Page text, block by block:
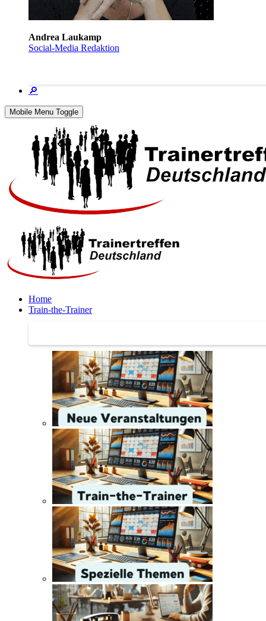
Andrea Laukamp
Social-Media Redaktion
🔎
Mobile Menu Toggle
Home
Train-the-Trainer